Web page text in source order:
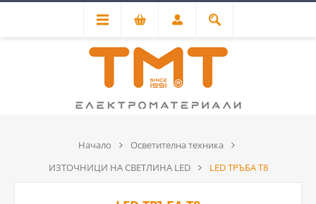
Начало
Осветителна техника
ИЗТОЧНИЦИ НА СВЕТЛИНА LED
LED ТРЪБА T8